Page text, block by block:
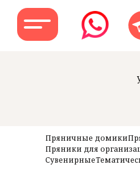
Пряничные домики
Пряники для
Сувенирные